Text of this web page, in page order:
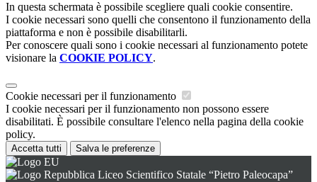
In questa schermata è possibile scegliere quali cookie consentire.
I cookie necessari sono quelli che consentono il funzionamento della
piattaforma e non è possibile disabilitarli.
Per conoscere quali sono i cookie necessari al funzionamento potete
visionare la COOKIE POLICY.
Cookie necessari per il funzionamento
I cookie necessari per il funzionamento non possono essere
disabilitati. È possibile consultare l'elenco nella pagina della cookie
policy.
Accetta tutti Salva le preferenze
Liceo Scientifico Statale “Pietro Paleocapa”